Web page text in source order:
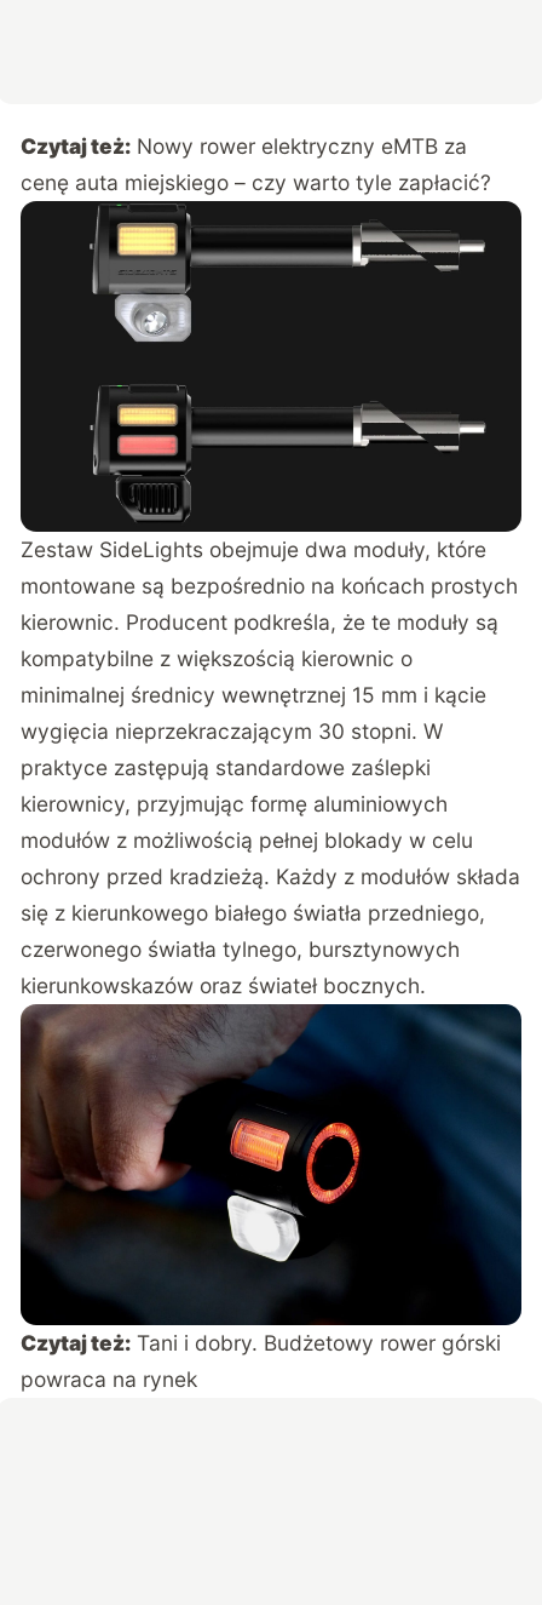
Czytaj też: Nowy rower elektryczny eMTB za
cenę auta miejskiego – czy warto tyle zapłacić?
Zestaw SideLights obejmuje dwa moduły, które
montowane są bezpośrednio na końcach prostych
kierownic. Producent podkreśla, że te moduły są
kompatybilne z większością kierownic o
minimalnej średnicy wewnętrznej 15 mm i kącie
wygięcia nieprzekraczającym 30 stopni. W
praktyce zastępują standardowe zaślepki
kierownicy, przyjmując formę aluminiowych
modułów z możliwością pełnej blokady w celu
ochrony przed kradzieżą. Każdy z modułów składa
się z kierunkowego białego światła przedniego,
czerwonego światła tylnego, bursztynowych
kierunkowskazów oraz świateł bocznych.
Czytaj też: Tani i dobry. Budżetowy rower górski
powraca na rynek